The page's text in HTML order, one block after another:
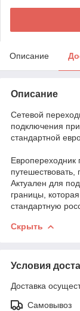
Описание
Описание
Сетевой
подключения
стандартной
Европереходник
путешествовать,
Актуален для
границы,
стандартную
Скрыть
Условия
Доставка
Самовывоз